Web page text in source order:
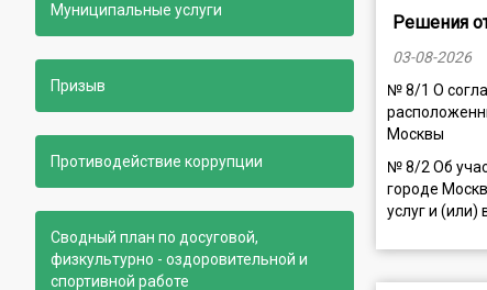
Муниципальные услуги
Призыв
Противодействие коррупции
Сводный план по досуговой,
физкультурно - оздоровительной и
спортивной работе
Решения
03-08-2026
№ 8/1 О
Москвы
№ 8/2 Об
городе
услуг и